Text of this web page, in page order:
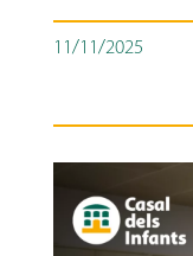
11/11/2025